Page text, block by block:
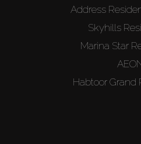
Address
Skyhills
Marina Star
Habtoor Grand